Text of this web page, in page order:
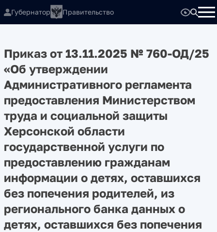
Губернатор Правительство
Приказ от 13.11.2025 № 760-ОД/25
«Об утверждении
Административного регламента
предоставления Министерством
труда и социальной защиты
Херсонской области
государственной услуги по
предоставлению гражданам
информации о детях, оставшихся
без попечения родителей, из
регионального банка данных о
детях, оставшихся без попечения